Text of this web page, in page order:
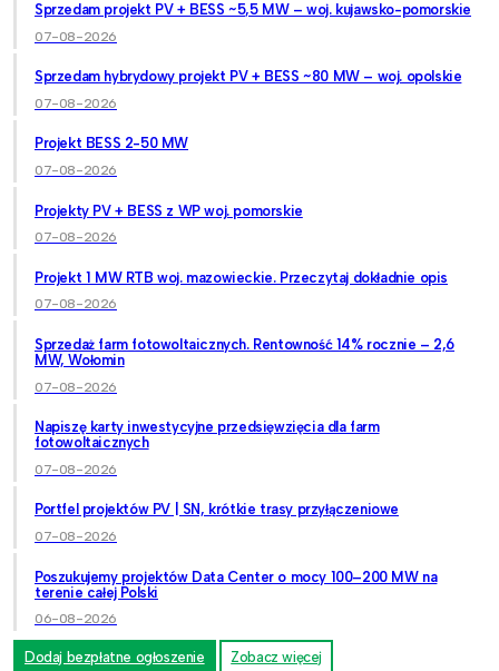
Sprzedam projekt PV + BESS ~5,5 MW – woj. kujawsko-pomorskie
07-08-2026
Sprzedam hybrydowy projekt PV + BESS ~80 MW – woj. opolskie
07-08-2026
Projekt BESS 2-50 MW
07-08-2026
Projekty PV + BESS z WP woj. pomorskie
07-08-2026
Projekt 1 MW RTB woj. mazowieckie. Przeczytaj dokładnie opis
07-08-2026
Sprzedaż farm fotowoltaicznych. Rentowność 14% rocznie – 2,6
MW, Wołomin
07-08-2026
Napiszę karty inwestycyjne przedsięwzięcia dla farm
fotowoltaicznych
07-08-2026
Portfel projektów PV | SN, krótkie trasy przyłączeniowe
07-08-2026
Poszukujemy projektów Data Center o mocy 100–200 MW na
terenie całej Polski
06-08-2026
Dodaj bezpłatne ogłoszenie Zobacz więcej